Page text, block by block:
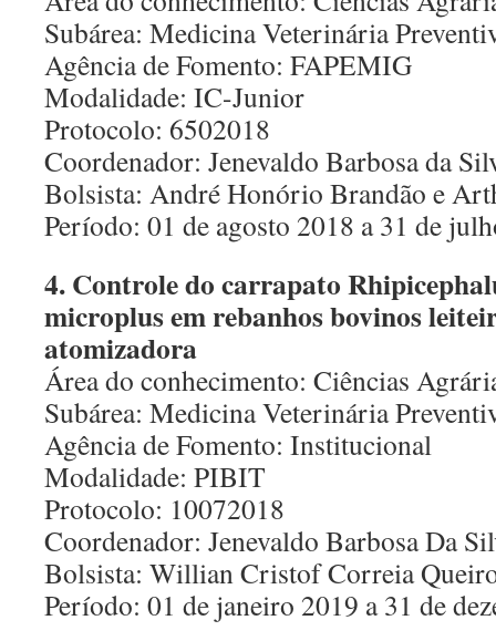
Subárea: Medicina Veterinária
Agência de Fomento: FAPEMIG
Modalidade: IC-Junior
Protocolo: 6502018
Coordenador: Jenevaldo Barbosa da
Bolsista: André Honório Brandão e
Período: 01 de agosto 2018 a 31 de
4. Controle do carrapato
microplus em rebanhos bovinos
atomizadora
Área do conhecimento: Ciências
Subárea: Medicina Veterinária
Agência de Fomento: Institucional
Modalidade: PIBIT
Protocolo: 10072018
Coordenador: Jenevaldo Barbosa Da
Bolsista: Willian Cristof Correia
Período: 01 de janeiro 2019 a 31 de